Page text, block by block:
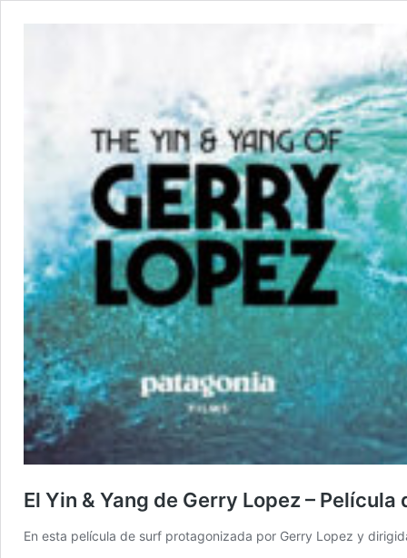
El Yin & Yang de Gerry Lopez – Película
En esta película de surf protagonizada por Gerry Lopez y